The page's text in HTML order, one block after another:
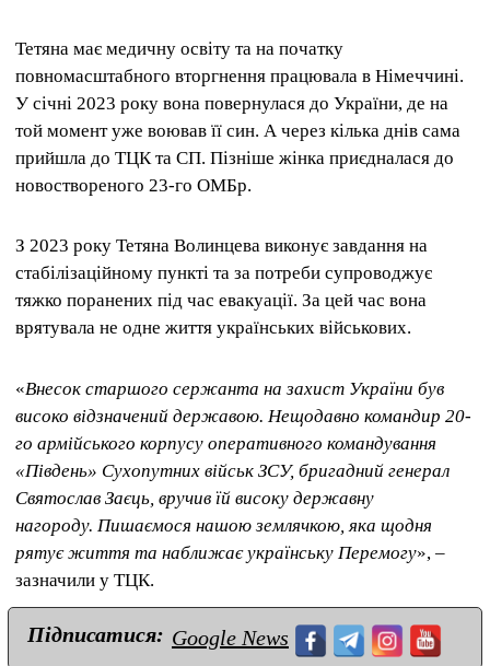
Тетяна має медичну освіту та на початку
повномасштабного вторгнення працювала в Німеччині.
У січні 2023 року вона повернулася до України, де на
той момент уже воював її син. А через кілька днів сама
прийшла до ТЦК та СП. Пізніше жінка приєдналася до
новоствореного 23-го ОМБр.
З 2023 року Тетяна Волинцева виконує завдання на
стабілізаційному пункті та за потреби супроводжує
тяжко поранених під час евакуації. За цей час вона
врятувала не одне життя українських військових.
«Внесок старшого сержанта на захист України був
високо відзначений державою. Нещодавно командир 20-
го армійського корпусу оперативного командування
«Південь» Сухопутних військ ЗСУ, бригадний генерал
Святослав Заєць, вручив їй високу державну
нагороду. Пишаємося нашою землячкою, яка щодня
рятує життя та наближає українську Перемогу», –
зазначили у ТЦК.
Підписатися: Google News